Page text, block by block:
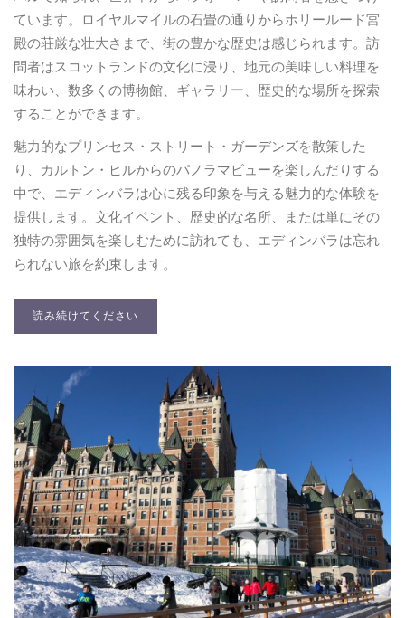
ています。ロイヤルマイルの石畳の通りからホリールード宮
殿の荘厳な壮大さまで、街の豊かな歴史は感じられます。訪
問者はスコットランドの文化に浸り、地元の美味しい料理を
味わい、数多くの博物館、ギャラリー、歴史的な場所を探索
することができます。
魅力的なプリンセス・ストリート・ガーデンズを散策した
り、カルトン・ヒルからのパノラマビューを楽しんだりする
中で、エディンバラは心に残る印象を与える魅力的な体験を
提供します。文化イベント、歴史的な名所、または単にその
独特の雰囲気を楽しむために訪れても、エディンバラは忘れ
られない旅を約束します。
読み続けてください